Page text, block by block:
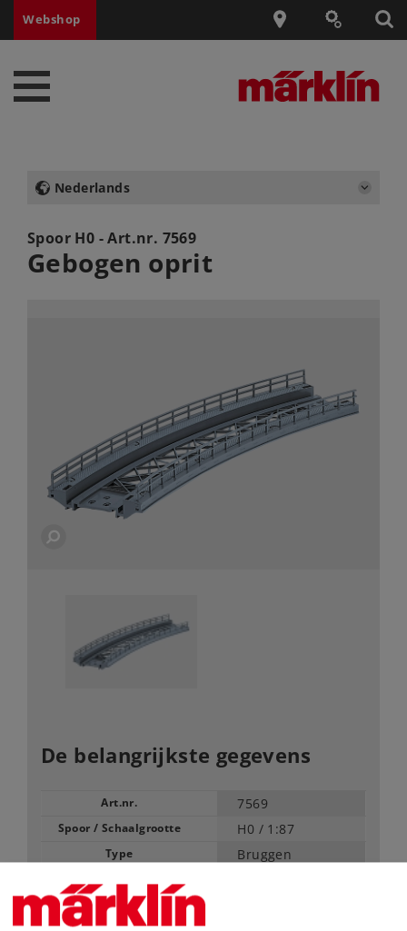
Webshop
Nederlands
Spoor H0 - Art.nr. 7569
Gebogen oprit
De belangrijkste gegevens
Art.nr. 7569
Spoor / Schaalgrootte H0 / 1:87
Type Bruggen
21,99 €